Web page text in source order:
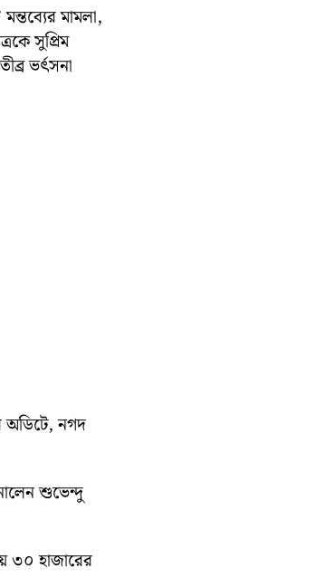
মন্তব্যের মামলা,
সুপ্রিম
ভর্ৎসনা
অডিটে, নগদ
শুভেন্দু
৩০ হাজারের